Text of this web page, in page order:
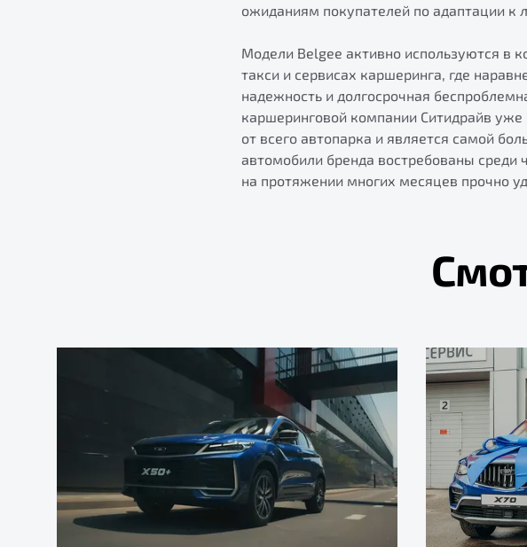
ожиданиям покупателей по адаптации к
Модели Belgee активно используются в
такси и сервисах каршеринга, где
надежность и долгосрочная
каршеринговой компании Ситидрайв уже
от всего автопарка и является самой
автомобили бренда востребованы среди
на протяжении многих месяцев прочно